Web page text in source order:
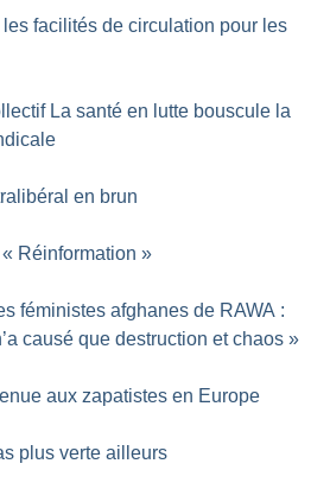
facilités de circulation pour les
La santé en lutte bouscule la
en brun
Réinformation »
féministes afghanes de RAWA :
causé que destruction et chaos »
aux zapatistes en Europe
plus verte ailleurs